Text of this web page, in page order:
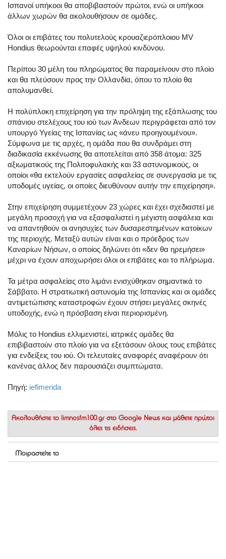
Ισπανοί υπήκοοι θα αποβιβαστούν πρώτοι, ενώ οι υπήκοοι
άλλων χωρών θα ακολουθήσουν σε ομάδες.
Όλοι οι επιβάτες του πολυτελούς κρουαζιερόπλοιου MV
Hondius θεωρούνται επαφές υψηλού κινδύνου.
Περίπου 30 μέλη του πληρώματος θα παραμείνουν στο πλοίο
και θα πλεύσουν προς την Ολλανδία, όπου το πλοίο θα
απολυμανθεί.
Η πολύπλοκη επιχείρηση για την πρόληψη της εξάπλωσης του
σπάνιου στελέχους του ιού των Άνδεων περιγράφεται από τον
υπουργό Υγείας της Ισπανίας ως «άνευ προηγουμένου».
Σύμφωνα με τις αρχές, η ομάδα που θα συνδράμει στη
διαδικασία εκκένωσης θα αποτελείται από 358 άτομα: 325
αξιωματικούς της Πολιτοφυλακής και 33 αστυνομικούς, οι
οποίοι «θα εκτελούν εργασίες ασφαλείας σε συνεργασία με τις
υποδομές υγείας, οι οποίες διευθύνουν αυτήν την επιχείρηση».
Στην επιχείρηση συμμετέχουν 23 χώρες και έχει σχεδιαστεί με
μεγάλη προσοχή για να εξασφαλιστεί η μέγιστη ασφάλεια και
να απαντηθούν οι ανησυχίες των δυσαρεστημένων κατοίκων
της περιοχής. Μεταξύ αυτών είναι και ο πρόεδρος των
Καναρίων Νήσων, ο οποίος δηλώνει ότι «δεν θα ηρεμήσει»
μέχρι να έχουν αποχωρήσει όλοι οι επιβάτες και το πλήρωμα.
Τα μέτρα ασφαλείας στο λιμάνι ενισχύθηκαν σημαντικά το
Σάββατο. Η στρατιωτική αστυνομία της Ισπανίας και οι ομάδες
αντιμετώπισης καταστροφών έχουν στήσει μεγάλες σκηνές
υποδοχής, ενώ η πρόσβαση είναι περιορισμένη.
Μόλις το Hondius ελλιμενιστεί, ιατρικές ομάδες θα
επιβιβαστούν στο πλοίο για να εξετάσουν όλους τους επιβάτες
για ενδείξεις του ιού. Οι τελευταίες αναφορές αναφέρουν ότι
κανένας άλλος δεν παρουσιάζει συμπτώματα.
Πηγή: iefimerida
Ακολουθήστε το limnosfm100.gr στο Google News και μάθετε πρώτοι
όλες τις ειδήσεις.
Μοιραστείτε το